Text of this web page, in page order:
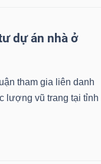
dự án nhà ở
tham gia liên danh
lượng vũ trang tại tỉnh